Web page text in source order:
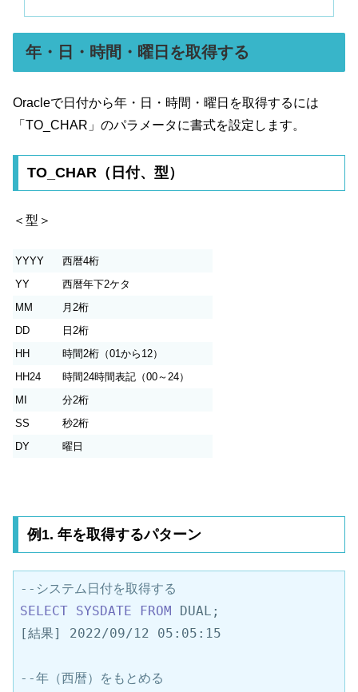
年・日・時間・曜日を取得する
Oracleで日付から年・日・時間・曜日を取得するには
「TO_CHAR」のパラメータに書式を設定します。
TO_CHAR（日付、型）
＜型＞
YYYY
西暦4桁
YY
西暦年下2ケタ
MM
月2桁
DD
日2桁
HH
時間2桁（01から12）
HH24
時間24時間表記（00～24）
MI
分2桁
SS
秒2桁
DY
曜日
例1. 年を取得するパターン
--システム日付を取得する
SELECT SYSDATE FROM
DUAL;
[結果] 2022/09/12 05:05:15
--年（西暦）をもとめる